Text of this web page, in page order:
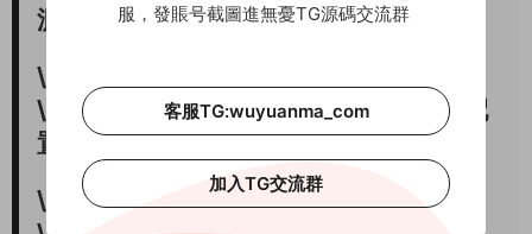
測試環境 php5.4+mysql5.6
\PHPDisk Z-Core 6.8源碼
\system\configs.inc.php 修改數據庫配
置
\PHPDisk Z-Core 6.8源碼
服，發賬号截圖進無憂TG源碼交流群
客服TG:wuyuanma_com
加入TG交流群